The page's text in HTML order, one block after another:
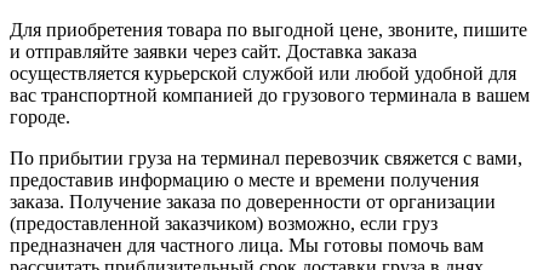
Для приобретения товара по выгодной цене, звоните, пишите
и отправляйте заявки через сайт. Доставка заказа
осуществляется курьерской службой или любой удобной для
вас транспортной компанией до грузового терминала в вашем
городе.
По прибытии груза на терминал перевозчик свяжется с вами,
предоставив информацию о месте и времени получения
заказа. Получение заказа по доверенности от организации
(предоставленной заказчиком) возможно, если груз
предназначен для частного лица. Мы готовы помочь вам